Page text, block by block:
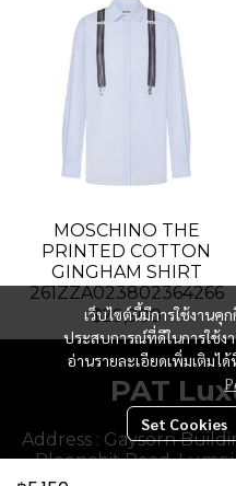
MOSCHINO THE
PRINTED COTTON
GINGHAM SHIRT
261ZZA023802364266
฿29,900
เว็บไซต์นี้มีการใช้งานคุ
ประสบการณ์ที่ดีในการใช้ง
อ่านรายละเอียดเพิ่มเติมได้
Set Cookies
PAT
Address : Gaysorn
Ploenchit Road,